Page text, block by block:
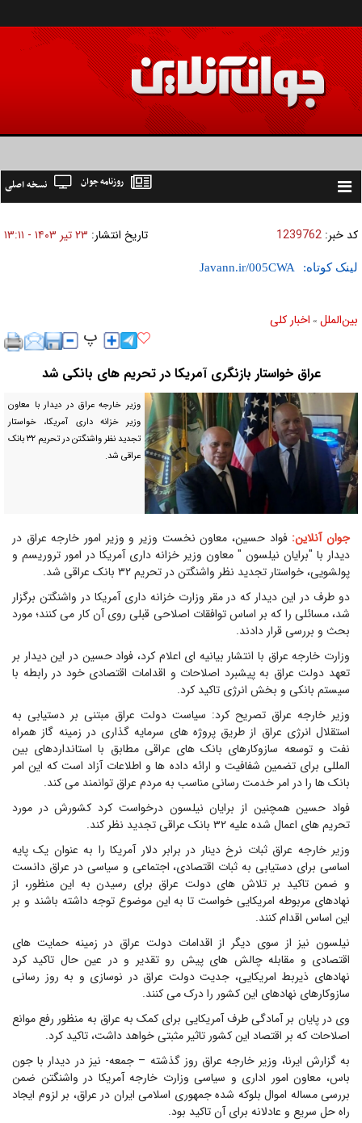
Toggle
نسخه اصلی روزنامه جوان
کد خبر: 1239762 تاریخ انتشار: ۲۳ تير ۱۴۰۳ - ۱۳:۱۱
لینک کوتاه:
بين‌الملل » اخبار كلی
عراق خواستار بازنگری آمریکا در تحریم های بانکی شد
وزیر خارجه عراق در دیدار با معاون
وزیر خزانه داری آمریکا، خواستار
تجدید نظر واشنگتن در تحریم ۳۲ بانک
عراقی شد.
جوان آنلاین: فواد حسین، معاون نخست وزیر و وزیر امور خارجه عراق در
دیدار با "برایان نیلسون " معاون وزیر خزانه داری آمریکا در امور تروریسم و
پولشویی، خواستار تجدید نظر واشنگتن در تحریم ۳۲ بانک عراقی شد.
دو طرف در این دیدار که در مقر وزارت خزانه داری آمریکا در واشنگتن برگزار
شد، مسائلی را که بر اساس توافقات اصلاحی قبلی روی آن کار می کنند؛ مورد
بحث و بررسی قرار دادند.
وزارت خارجه عراق با انتشار بیانیه ای اعلام کرد، فواد حسین در این دیدار بر
تعهد دولت عراق به پیشبرد اصلاحات و اقدامات اقتصادی خود در رابطه با
سیستم بانکی و بخش انرژی تاکید کرد.
وزیر خارجه عراق تصریح کرد: سیاست دولت عراق مبتنی بر دستیابی به
استقلال انرژی عراق از طریق پروژه های سرمایه گذاری در زمینه گاز همراه
نفت و توسعه سازوکارهای بانک های عراقی مطابق با استانداردهای بین
المللی برای تضمین شفافیت و ارائه داده ها و اطلاعات آزاد است که این امر
بانک ها را در امر خدمت رسانی مناسب به مردم عراق توانمند می کند.
فواد حسین همچنین از برایان نیلسون درخواست کرد کشورش در مورد
تحریم های اعمال شده علیه ۳۲ بانک عراقی تجدید نظر کند.
وزیر خارجه عراق ثبات نرخ دینار در برابر دلار آمریکا را به عنوان یک پایه
اساسی برای دستیابی به ثبات اقتصادی، اجتماعی و سیاسی در عراق دانست
و ضمن تاکید بر تلاش های دولت عراق برای رسیدن به این منظور، از
نهادهای مربوطه امریکایی خواست تا به این موضوع توجه داشته باشند و بر
این اساس اقدام کنند.
نیلسون نیز از سوی دیگر از اقدامات دولت عراق در زمینه حمایت های
اقتصادی و مقابله چالش های پیش رو تقدیر و در عین حال تاکید کرد
نهادهای ذیربط امریکایی، جدیت دولت عراق در نوسازی و به روز رسانی
سازوکارهای نهادهای این کشور را درک می کنند.
وی در پایان بر آمادگی طرف آمریکایی برای کمک به عراق به منظور رفع موانع
اصلاحات که بر اقتصاد این کشور تاثیر مثبتی خواهد داشت، تاکید کرد.
به گزارش ایرنا، وزیر خارجه عراق روز گذشته – جمعه- نیز در دیدار با جون
باس، معاون امور اداری و سیاسی وزارت خارجه آمریکا در واشنگتن ضمن
بررسی مساله اموال بلوکه شده جمهوری اسلامی ایران در عراق، بر لزوم ایجاد
راه حل سریع و عادلانه برای آن تاکید بود.